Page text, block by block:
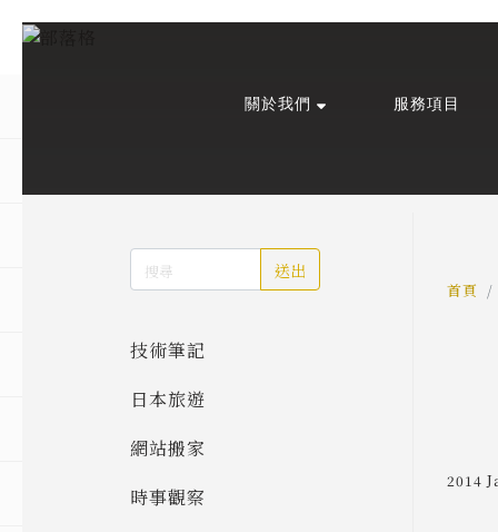
預約服務
活動報名
影像紀錄
Podcast
關於我們 服務項目
送出
技術筆記
日本旅遊
網站搬家
時事觀察
首頁
2014